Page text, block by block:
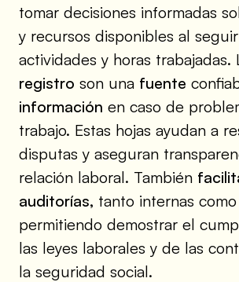
tomar decisiones informadas
y recursos disponibles al
actividades y horas trabajadas.
registro son una fuente
información en caso de
trabajo. Estas hojas ayudan a
disputas y aseguran
relación laboral. También
auditorías, tanto internas
permitiendo demostrar el
las leyes laborales y de las
la seguridad social.